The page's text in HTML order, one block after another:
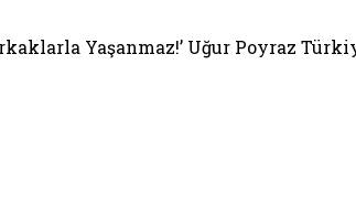
Yaşanmaz!’ Uğur Poyraz